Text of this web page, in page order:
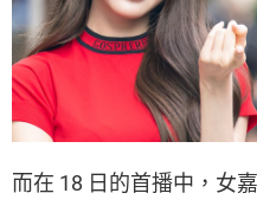
而在 18 日的首播中，女